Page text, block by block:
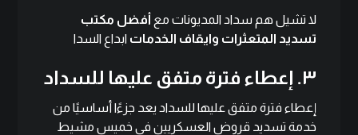
لا تشيل هم سداد المديونات مع أفضل مكتب
تسديد المتعثرات وايقاف الخدمات ابداع السدا
٣. إعطاء فترة متفق عليها للسداد
إعطاء فترة متفق عليها للسداد يعد جزءًا أساسيًا من
خدمة تسديد قروض العسكريين في خميس مشيط